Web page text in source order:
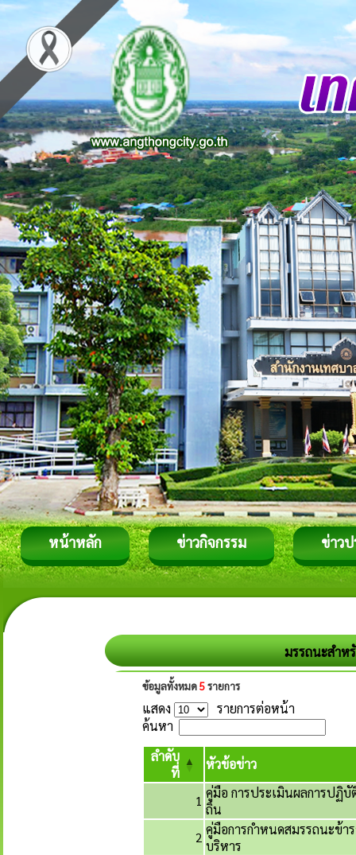
หน้าหลัก ข่าวกิจกรรม ข่าว
มรรถนะสำห
ข้อมูลทั้งหมด5รายการ
แสดง
รายการต่อหน้า
ค้นหา
ลำดับ
ที่
หัวข้อข่าว
1 คู่มือ การประเมินผลการปฏิ
ถิ่น
2 คู่มือการกำหนดสมรรถนะข้า
บริหาร